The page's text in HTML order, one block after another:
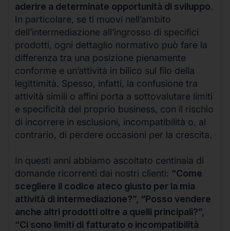
aderire a determinate opportunità di sviluppo.
In particolare, se ti muovi nell’ambito
dell’intermediazione all’ingrosso di specifici
prodotti, ogni dettaglio normativo può fare la
differenza tra una posizione pienamente
conforme e un’attività in bilico sul filo della
legittimità. Spesso, infatti, la confusione tra
attività simili o affini porta a sottovalutare limiti
e specificità del proprio business, con il rischio
di incorrere in esclusioni, incompatibilità o, al
contrario, di perdere occasioni per la crescita.
In questi anni abbiamo ascoltato centinaia di
domande ricorrenti dai nostri clienti: “Come
scegliere il codice ateco giusto per la mia
attività di intermediazione?”, “Posso vendere
anche altri prodotti oltre a quelli principali?”,
“Ci sono limiti di fatturato o incompatibilità